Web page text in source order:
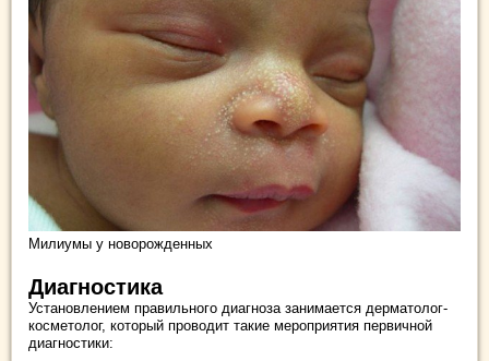
Милиумы у новорожденных
Диагностика
Установлением правильного диагноза занимается дерматолог-
косметолог, который проводит такие мероприятия первичной
диагностики: